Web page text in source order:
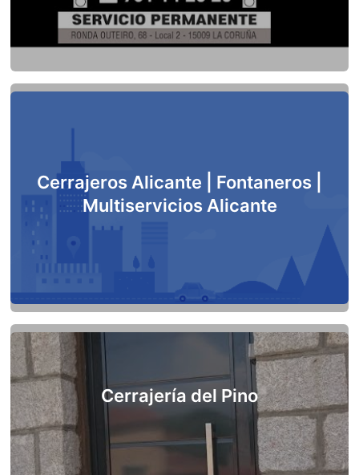
Cerrajeros Alicante | Fontaneros |
Multiservicios Alicante
Cerrajería del Pino